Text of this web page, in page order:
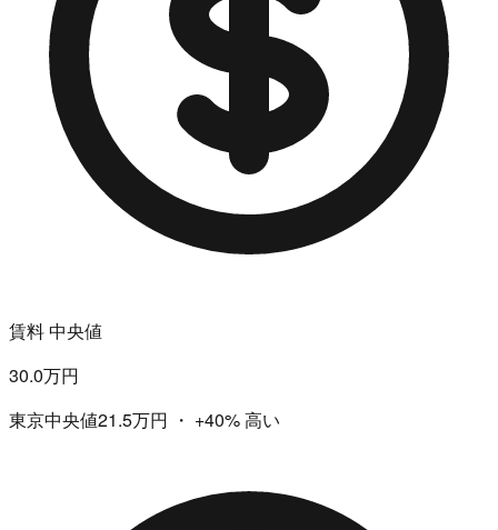
賃料 中央値
30.0万円
東京中央値21.5万円 ・ +40%高い